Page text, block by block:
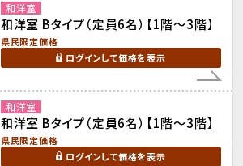
和洋室
和洋室 Bタイプ（定員6名）【1階～3階】
県民限定価格
ログインして価格を表示
和洋室
和洋室 Bタイプ（定員6名）【1階～3階】
県民限定価格
ログインして価格を表示